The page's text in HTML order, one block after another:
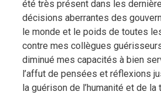
été très présent dans les
décisions aberrantes des
le monde et le poids de toutes
contre mes collègues
diminué mes capacités à bien
l’affut de pensées et réflexions
la guérison de l’humanité et de la